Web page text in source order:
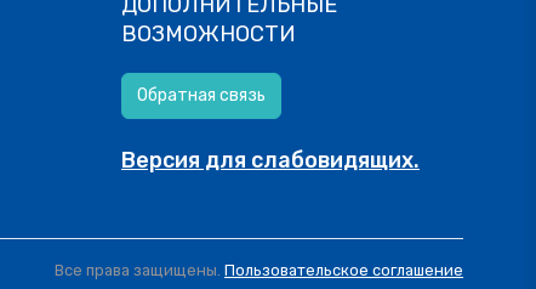
ВОЗМОЖНОСТИ
Обратная связь
Версия для слабовидящих.
Все права защищены. Пользовательское соглашение